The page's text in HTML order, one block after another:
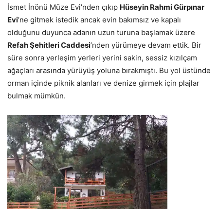
İsmet İnönü Müze Evi’nden çıkıp Hüseyin Rahmi Gürpınar
Evi’ne gitmek istedik ancak evin bakımsız ve kapalı
olduğunu duyunca adanın uzun turuna başlamak üzere
Refah Şehitleri Caddesi’nden yürümeye devam ettik. Bir
süre sonra yerleşim yerleri yerini sakin, sessiz kızılçam
ağaçları arasında yürüyüş yoluna bırakmıştı. Bu yol üstünde
orman içinde piknik alanları ve denize girmek için plajlar
bulmak mümkün.